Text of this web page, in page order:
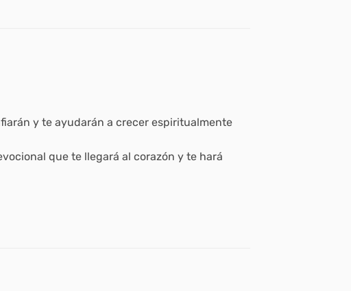
y te ayudarán a crecer espiritualmente
que te llegará al corazón y te hará